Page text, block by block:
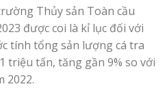
Thủy sản Toàn cầu
được coi là kỉ lục đối với
tính tổng sản lượng cá tra
triệu tấn, tăng gần 9% so với
2022.